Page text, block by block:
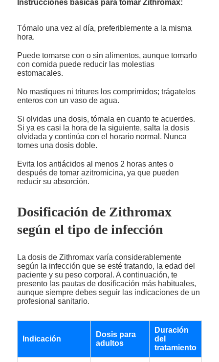
Instrucciones básicas para tomar Zithromax:
Tómalo una vez al día, preferiblemente a la misma
hora.
Puede tomarse con o sin alimentos, aunque tomarlo
con comida puede reducir las molestias
estomacales.
No mastiques ni tritures los comprimidos; trágatelos
enteros con un vaso de agua.
Si olvidas una dosis, tómala en cuanto te acuerdes.
Si ya es casi la hora de la siguiente, salta la dosis
olvidada y continúa con el horario normal. Nunca
tomes una dosis doble.
Evita los antiácidos al menos 2 horas antes o
después de tomar azitromicina, ya que pueden
reducir su absorción.
Dosificación de Zithromax
según el tipo de infección
La dosis de Zithromax varía considerablemente
según la infección que se esté tratando, la edad del
paciente y su peso corporal. A continuación, te
presento las pautas de dosificación más habituales,
aunque siempre debes seguir las indicaciones de un
profesional sanitario.
Indicación
Dosis para
adultos
Duración
del
tratamiento